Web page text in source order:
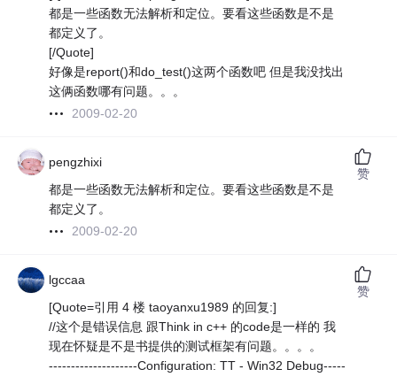
都是一些函数无法解析和定位。要看这些函数是不是
都定义了。
[/Quote]
好像是report()和do_test()这两个函数吧 但是我没找出
这俩函数哪有问题。。。
2009-02-20
pengzhixi
都是一些函数无法解析和定位。要看这些函数是不是
都定义了。
2009-02-20
赞
lgccaa
[Quote=引用 4 楼 taoyanxu1989 的回复:]
//这个是错误信息 跟Think in c++ 的code是一样的 我
现在怀疑是不是书提供的测试框架有问题。。。。
--------------------Configuration: TT - Win32 Debug-----
赞